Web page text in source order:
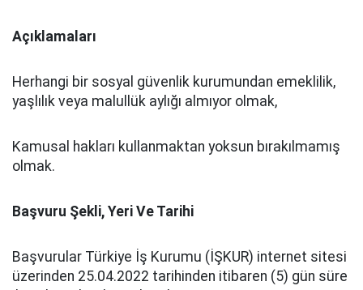
Açıklamaları
Herhangi bir sosyal güvenlik kurumundan emeklilik,
yaşlılık veya malullük aylığı almıyor olmak,
Kamusal hakları kullanmaktan yoksun bırakılmamış
olmak.
Başvuru Şekli, Yeri Ve Tarihi
Başvurular Türkiye İş Kurumu (İŞKUR) internet sitesi
üzerinden 25.04.2022 tarihinden itibaren (5) gün süre